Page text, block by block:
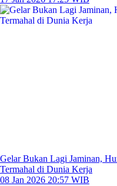
Gelar Bukan Lagi Jaminan,
Termahal di Dunia Kerja
08 Jan 2026 20:57 WIB